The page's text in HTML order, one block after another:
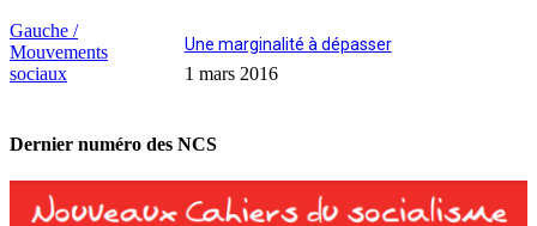
Gauche /
Mouvements
sociaux
Une marginalité à dépasser
1 mars 2016
Dernier numéro des NCS